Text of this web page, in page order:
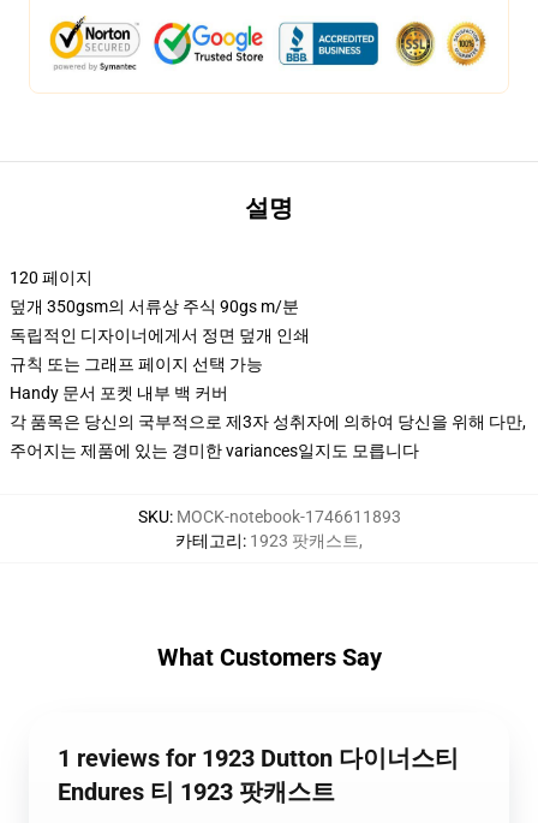
설명
120 페이지
덮개 350gsm의 서류상 주식 90gs m/분
독립적인 디자이너에게서 정면 덮개 인쇄
규칙 또는 그래프 페이지 선택 가능
Handy 문서 포켓 내부 백 커버
각 품목은 당신의 국부적으로 제3자 성취자에 의하여 당신을 위해 다만,
주어지는 제품에 있는 경미한 variances일지도 모릅니다
SKU: MOCK-notebook-1746611893
카테고리: 1923 팟캐스트,
What Customers Say
1 reviews for 1923 Dutton 다이너스티
Endures 티 1923 팟캐스트